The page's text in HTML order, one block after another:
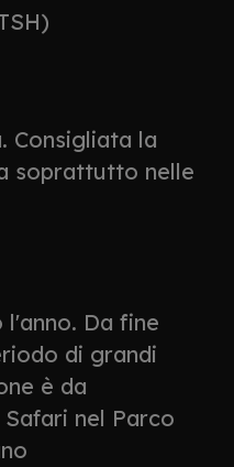
Consigliata la
soprattutto nelle
Da fine
di grandi
è da
nel Parco